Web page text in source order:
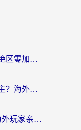
海外党玩绝区零总掉线？2026绝区零加速器推荐+跨平台国服游戏加速攻略
美国用什么加速器打欢乐斗地主？海外党亲测有效的国服游戏加速指南
在瑞典打不开崩坏3怎么办？海外玩家亲测有效的国服游戏加速指南